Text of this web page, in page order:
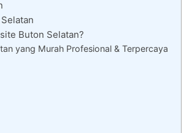
Buton Selatan?
yang Murah Profesional & Terpercaya